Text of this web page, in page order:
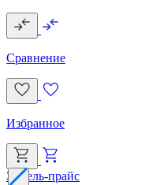
Сравнение
Избранное
Эксель-прайс